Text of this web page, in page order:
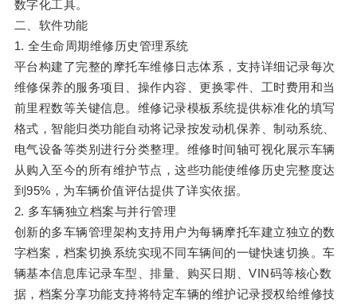
数字化工具。
二、软件功能
1. 全生命周期维修历史管理系统
平台构建了完整的摩托车维修日志体系，支持详细记录每次
维修保养的服务项目、操作内容、更换零件、工时费用和当
前里程数等关键信息。维修记录模板系统提供标准化的填写
格式，智能归类功能自动将记录按发动机保养、制动系统、
电气设备等类别进行分类整理。维修时间轴可视化展示车辆
从购入至今的所有维护节点，这些功能使维修历史完整度达
到95%，为车辆价值评估提供了详实依据。
2. 多车辆独立档案与并行管理
创新的多车辆管理架构支持用户为每辆摩托车建立独立的数
字档案，档案切换系统实现不同车辆间的一键快速切换。车
辆基本信息库记录车型、排量、购买日期、VIN码等核心数
据，档案分享功能支持将特定车辆的维护记录授权给维修技